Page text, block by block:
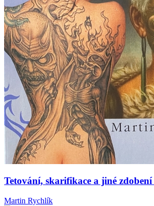
Tetování, skarifikace a jiné zdobení
Martin Rychlík